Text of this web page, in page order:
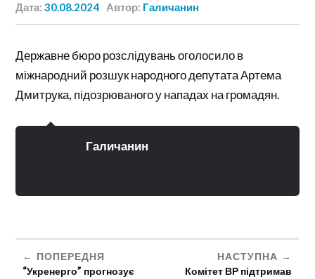
Дата:30.08.2024 Автор: Галичанин
Державне бюро розслідувань оголосило в
міжнародний розшук народного депутата Артема
Дмитрука, підозрюваного у нападах на громадян.
Галичанин
ПОПЕРЕДНЯ
“Укренерго” прогнозує
НАСТУПНА
Комітет ВР підтримав